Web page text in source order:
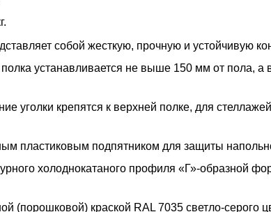
собой жесткую, прочную и устойчивую
устанавливается не выше 150 мм от пола, а
уголки крепятся к верхней полке, для
пластиковым подпятником для защиты
холоднокатаного профиля «Г»-образной
(порошковой) краской RAL 7035 светло-серого